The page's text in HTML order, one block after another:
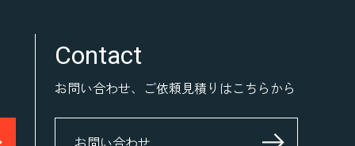
Contact
お問い合わせ、ご依頼見積りはこちらから
お問い合わせ